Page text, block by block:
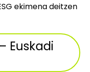
ekimena deitzen
Euskadi